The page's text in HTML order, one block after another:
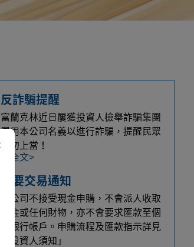
反詐騙提醒
富蘭克林近日屢獲投資人檢舉詐騙集團
冒用本公司名義以進行詐騙，提醒民眾
切勿上當！
詳全文>
重要交易通知
本公司不接受現金申購，不會派人收取
現金或任何財物，亦不會要求匯款至個
人銀行帳戶。申購流程及匯款指示詳見
「投資人須知」